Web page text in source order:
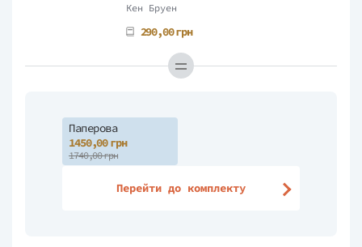
Кен Бруен
290,00 грн
Паперова
1450,00 грн
1740,00 грн
Перейти до комплекту